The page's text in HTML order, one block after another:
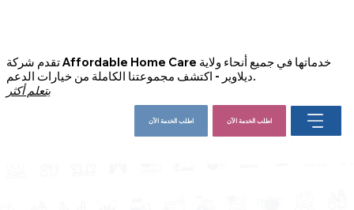
تقدم شركة Affordable Home Care خدماتها في جميع أنحاء ولاية
ديلاوير - اكتشف مجموعتنا الكاملة من خيارات الدعم.
يتعلم أكثر
اطلب الخدمة الآن اطلب الخدمة الآن